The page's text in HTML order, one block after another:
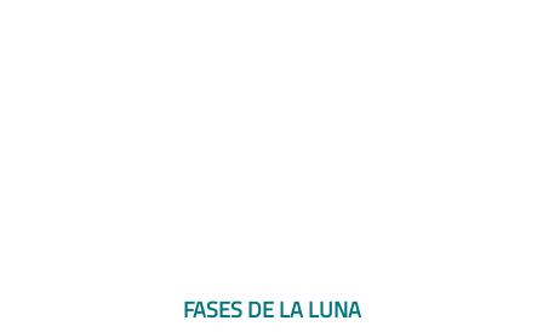
FASES DE LA LUNA